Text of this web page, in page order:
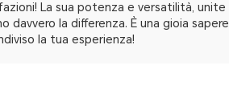
La sua potenza e versatilità, unite
davvero la differenza. È una gioia sapere
la tua esperienza!